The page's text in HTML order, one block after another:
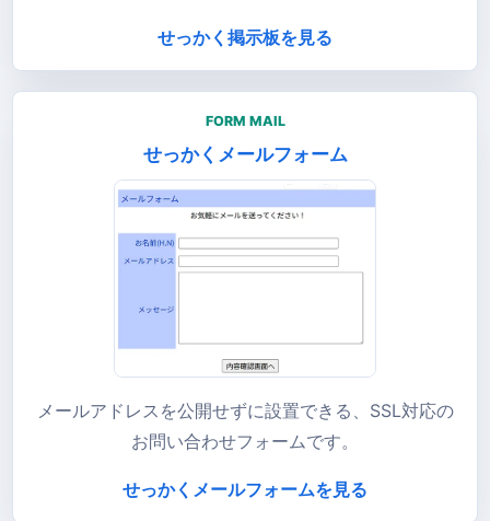
せっかく掲示板を見る
FORM MAIL
せっかくメールフォーム
メールアドレスを公開せずに設置できる、SSL対応の
お問い合わせフォームです。
せっかくメールフォームを見る